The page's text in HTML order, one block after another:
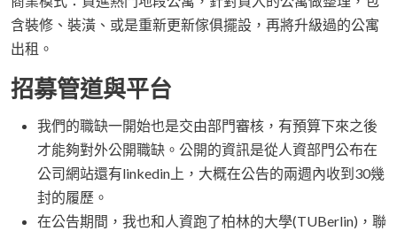
含裝修、裝潢、或是重新更新傢俱擺設，再將升級過的公寓
出租。
招募管道與平台
我們的職缺一開始也是交由部門審核，有預算下來之後
才能夠對外公開職缺。公開的資訊是從人資部門公布在
公司網站還有linkedin上，大概在公告的兩週內收到30幾
封的履歷。
在公告期間，我也和人資跑了柏林的大學(TUBerlin)，聯